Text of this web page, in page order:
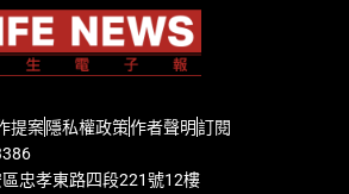
提案隱私權政策作者聲明訂閱
忠孝東路四段221號12樓